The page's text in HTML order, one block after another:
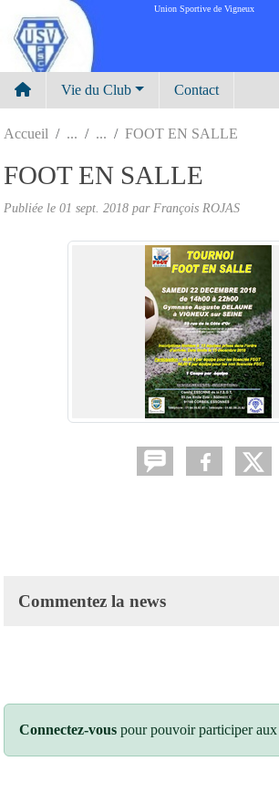
Union Sportive de Vigneux
Vie du Club Contact
Accueil FOOT EN SALLE
FOOT EN SALLE
Publiée le 01 sept. 2018 par François ROJAS
Commentez la news
Connectez-vous pour pouvoir participer aux
Panneau de gestion des cookies